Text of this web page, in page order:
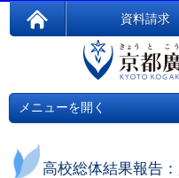
資料請求
メニューを開く
高校総体結果報告